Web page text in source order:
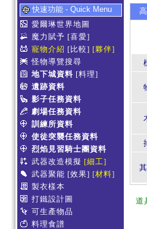
快速功能 - Quick Menu
愛爾琳世界地圖
魔力賦予 [喜愛]
寵物介紹 [比較] [夥伴]
怪物導覽搜尋
地下城資料 [料理]
遺跡資料
影子任務資料
劇場任務資料
訓練所資料
使徒突襲任務資料
烈焰見習騎士團資料
武器改造模擬 [細工]
武器聚能 [效果] [材料]
製衣樣本
打鐵設計圖
可生產物品
料理食譜
高
道